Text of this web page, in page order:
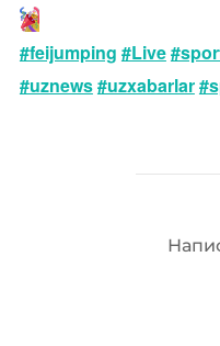
#feijumping #Live
#uznews#uzxabarlar